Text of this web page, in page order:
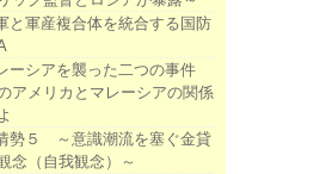
と軍産複合体を統合する国防
ーシアを襲った二つの事件
アメリカとマレーシアの関係
勢５ ～意識潮流を塞ぐ金貸
念（自我観念）～